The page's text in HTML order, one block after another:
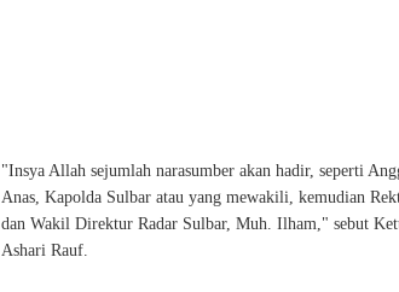
"Insya Allah sejumlah narasumber akan hadir, seperti
Anas, Kapolda Sulbar atau yang mewakili, kemudian
dan Wakil Direktur Radar Sulbar, Muh. Ilham," sebut
Ashari Rauf.